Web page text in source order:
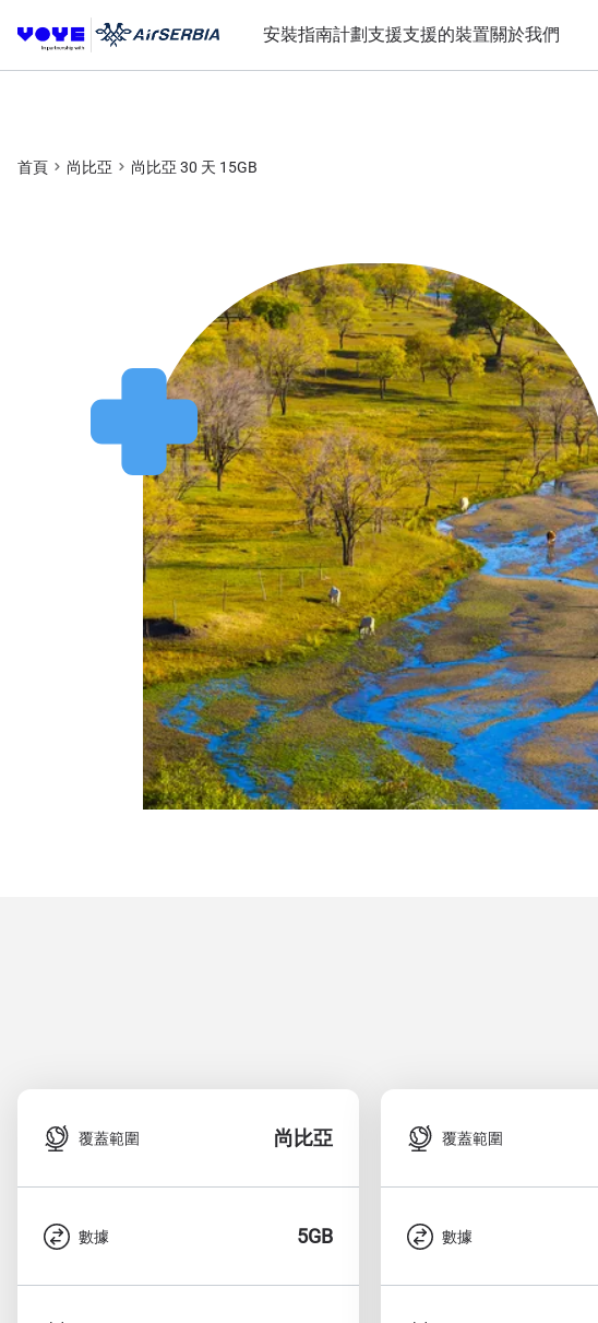
安裝指南計劃支援支援的裝置關於我們
首頁 尚比亞 尚比亞 30 天 15GB
覆蓋範圍 尚比亞
數據 5GB
覆蓋範圍
數據